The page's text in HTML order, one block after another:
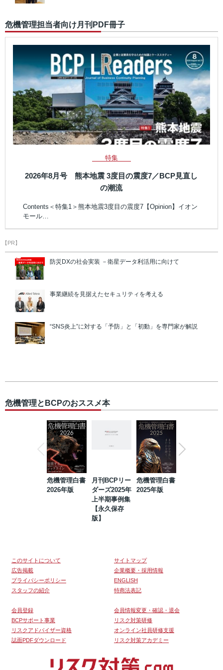
危機管理担当者向け月刊PDF冊子
特集
2026年8月号 熊本地震 3度目の震度7／BCP見直し
の潮流
Contents＜特集1＞熊本地震3度目の震度7【Opinion】イオン
モール…
【PR】
防災DXの社会実装 －衛星データ利活用に向けて
事業継続を見据えたセキュリティを考える
“SNS炎上”に対する「予防」と「初動」を専門家が解説
危機管理とBCPのおススメ本
危機管理白書
2026年版
月刊BCPリー
ダーズ2025年
上半期事例集
【永久保存
版】
危機管理白書
2025年版
このサイトについて
サイトマップ
広告掲載
企業概要・採用情報
プライバシーポリシー
ENGLISH
スタッフの紹介
特商法表記
会員登録
会員情報変更・確認・退会
BCPサポート事業
リスク対策研修
リスクアドバイザー資格
オンライン社員研修支援
誌面PDFダウンロード
リスク対策アカデミー